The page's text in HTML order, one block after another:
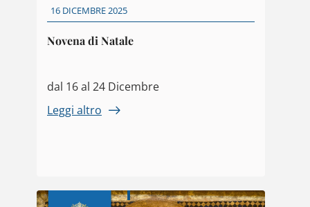
16 DICEMBRE 2025
Novena di Natale
dal 16 al 24 Dicembre
Leggi altro